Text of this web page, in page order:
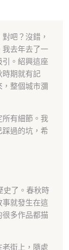
吧？沒錯，
我去年去了一
引。紹興這座
時期就有記
整個城市瀰
所有細節。我
過的坑，希
史了。春秋時
就發生在這
很多作品都描
街上，隨處